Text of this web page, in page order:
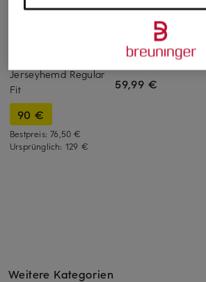
Jerseyhemd Regular
Fit
90 €
Bestpreis:76,50 €
Ursprünglich: 129 €
seidensticker
Business Hemd, Slim
59,99 €
Weitere Kategorien